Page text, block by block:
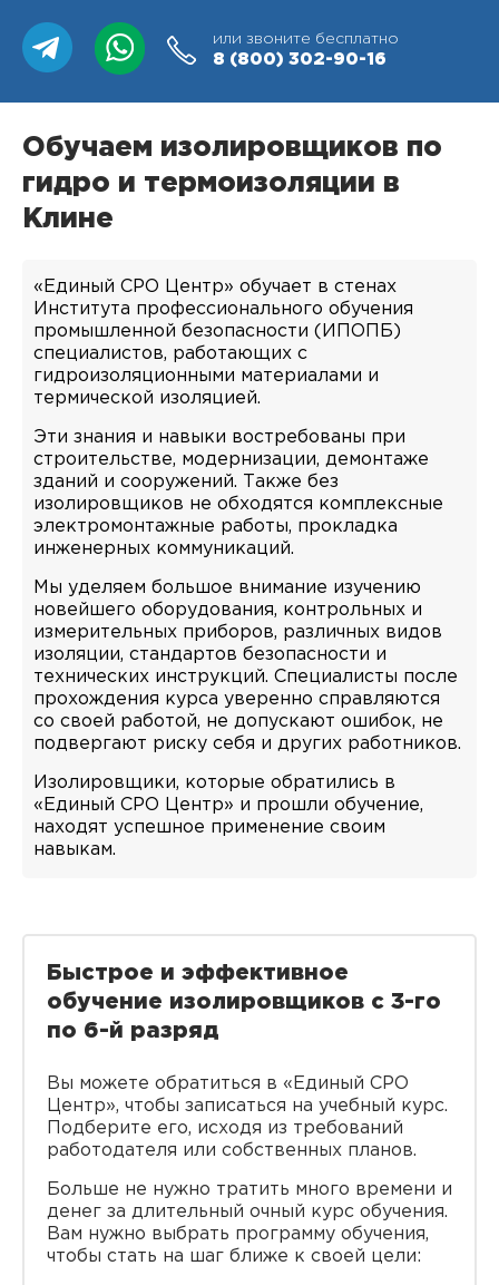
или звоните бесплатно
8 (800) 302-90-16
Обучаем изолировщиков по
гидро и термоизоляции в
Клине
«Единый СРО Центр» обучает в стенах
Института профессионального обучения
промышленной безопасности (ИПОПБ)
специалистов, работающих с
гидроизоляционными материалами и
термической изоляцией.
Эти знания и навыки востребованы при
строительстве, модернизации, демонтаже
зданий и сооружений. Также без
изолировщиков не обходятся комплексные
электромонтажные работы, прокладка
инженерных коммуникаций.
Мы уделяем большое внимание изучению
новейшего оборудования, контрольных и
измерительных приборов, различных видов
изоляции, стандартов безопасности и
технических инструкций. Специалисты после
прохождения курса уверенно справляются
со своей работой, не допускают ошибок, не
подвергают риску себя и других работников.
Изолировщики, которые обратились в
«Единый СРО Центр» и прошли обучение,
находят успешное применение своим
навыкам.
Быстрое и эффективное
обучение изолировщиков с 3-го
по 6-й разряд
Вы можете обратиться в «Единый СРО
Центр», чтобы записаться на учебный курс.
Подберите его, исходя из требований
работодателя или собственных планов.
Больше не нужно тратить много времени и
денег за длительный очный курс обучения.
Вам нужно выбрать программу обучения,
чтобы стать на шаг ближе к своей цели: